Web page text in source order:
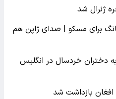
ژنرال شد
برای مسکو | صدای ژاپن هم
دختران خردسال در انگلیس
بازداشت شد